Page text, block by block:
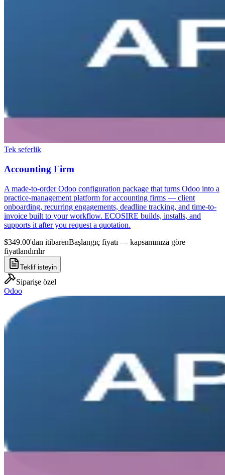
Tek seferlik
Accounting Firm
A made-to-order Odoo configuration package that turns Odoo into a
practice-management platform for accounting firms — client
onboarding, recurring engagements, deadline tracking, and time-to-
invoice built to your workflow. ECOSIRE builds, installs, and
supports it after you request a quotation.
$349.00'dan itibarenBaşlangıç fiyatı — kapsamınıza göre
fiyatlandırılır
Teklif isteyin
Siparişe özel
Odoo